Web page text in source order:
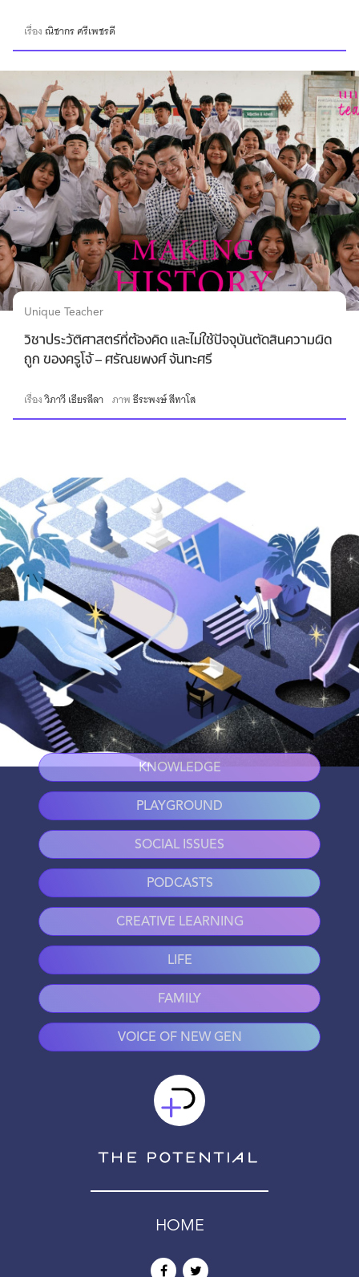
เรื่องณิชากร ศรีเพชรดี
Unique Teacher
วิชาประวัติศาสตร์ที่ต้องคิด และไม่ใช้ปัจจุบันตัดสินความผิด
ถูก ของครูโจ้ – ศรัณยพงศ์ จันทะศรี
เรื่องวิภาวี เธียรลีลา ภาพธีระพงษ์ สีทาโส
KNOWLEDGE
PLAYGROUND
SOCIAL ISSUES
PODCASTS
CREATIVE LEARNING
LIFE
FAMILY
VOICE OF NEW GEN
HOME